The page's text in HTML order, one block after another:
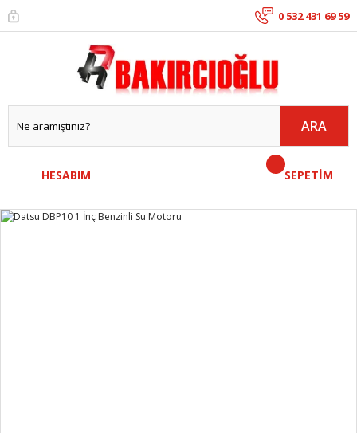
0 532 431 69 59
ARA
HESABIM SEPETİM